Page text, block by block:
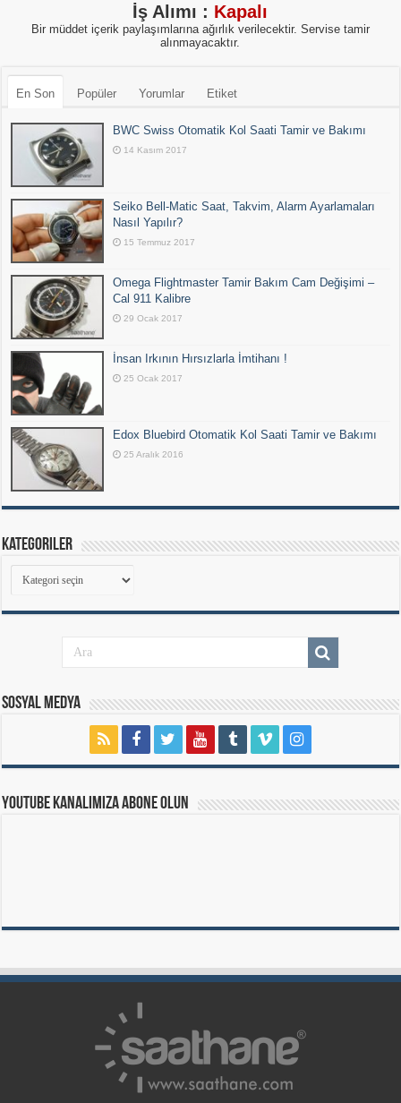
İş Alımı : Kapalı
Bir müddet içerik paylaşımlarına ağırlık verilecektir. Servise tamir
alınmayacaktır.
En Son Popüler Yorumlar Etiket
BWC Swiss Otomatik Kol Saati Tamir ve Bakımı
14 Kasım 2017
Seiko Bell-Matic Saat, Takvim, Alarm Ayarlamaları
Nasıl Yapılır?
15 Temmuz 2017
Omega Flightmaster Tamir Bakım Cam Değişimi –
Cal 911 Kalibre
29 Ocak 2017
İnsan Irkının Hırsızlarla İmtihanı !
25 Ocak 2017
Edox Bluebird Otomatik Kol Saati Tamir ve Bakımı
25 Aralık 2016
Kategoriler
Kategoriler
Sosyal Medya
Youtube Kanalımıza Abone Olun